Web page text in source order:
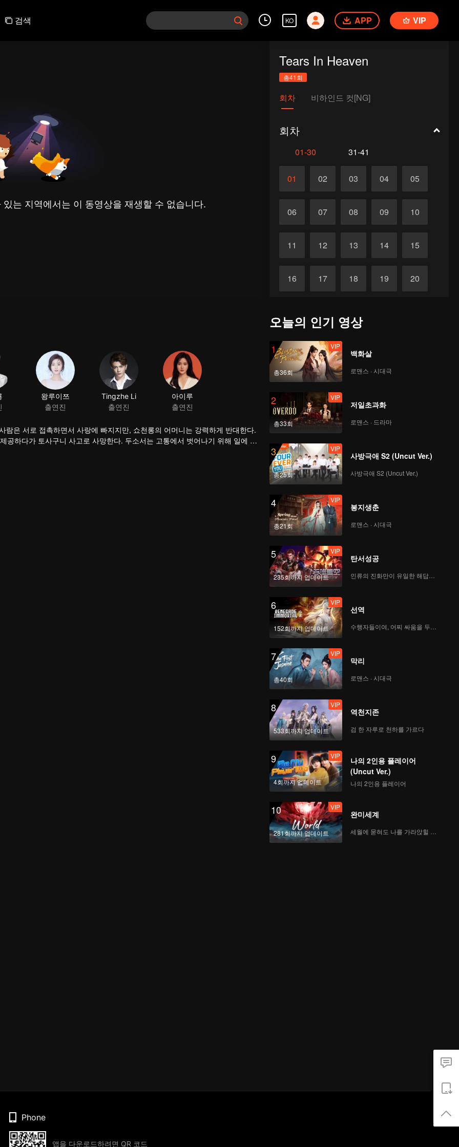
검색 KO APP VIP
는 지역에서는 이 동영상을 재생할 수 없습니다.
Tears In Heaven
총41회
회차 비하인드 컷[NG]
회차
01-30 31-41
01 02 03 04 05
06 07 08 09 10
11 12 13 14 15
16 17 18 19 20
26 27
왕루이쯔
출연진
Tingzhe Li
출연진
아이루
출연진
은 서로 접촉하면서 사랑에 빠지지만, 쇼천롱의 어머니는 강력하게 반대한다.
공하다가 토사구니 사고로 사망한다. 두소서는 고통에서 벗어나기 위해 일에 몰
롱의 이전 친구인 레이위증이 눈치채고, 그는 두소서의 선량함과 집념에 감동
고, 그 여인은 다양한 이유로 두소서의 일을 방해한다. 린장원은 자신이 두각
오늘의 인기 영상
1
총36회
VIP
백화살
로맨스 · 시대극
2
총33회
VIP
저일초과화
로맨스 · 드라마
3
총25회
VIP
사방극애 S2 (Uncut Ver.)
사방극애 S2 (Uncut Ver.)
4
총21회
VIP
봉지생춘
로맨스 · 시대극
5
235회까지 업데이트
VIP
탄서성공
인류의 진화만이 유일한 해답이다
6
152회까지 업데이트
VIP
선역
7
총40회
VIP
막리
로맨스 · 시대극
8
533회까지 업데이트
VIP
역천지존
검 한 자루로 천하를 가르다
9
4회까지 업데이트
VIP
나의 2인용 플레이어
(Uncut Ver.)
나의 2인용 플레이어
10
281회까지 업데이트
VIP
완미세계
Phone
앱을 다운로드하려면 QR 코드